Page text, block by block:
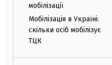
мобілізації
Мобілізація в Україні:
скільки осіб мобілізує
ТЦК